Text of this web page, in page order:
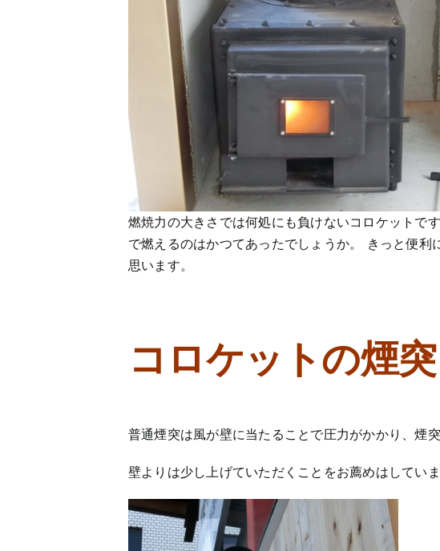
燃焼力の大きさでは何処にも負けないコロケットで
で燃えるのはかつてあったでしょうか。 きっと便利
思います。
コロケットの煙突
普通煙突は風が壁に当たることで圧力がかかり、煙
壁よりは少し上げていただくことをお薦めはしていま